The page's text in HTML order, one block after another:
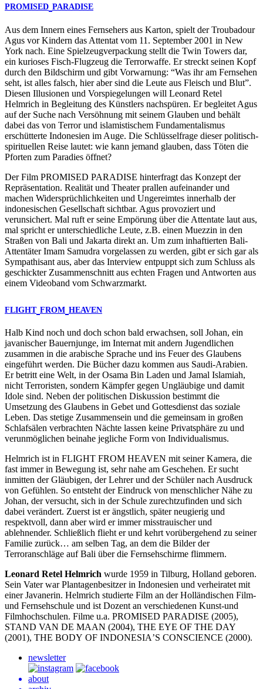
PROMISED PARADISE
Aus dem Innern eines Fernsehers aus Karton, spielt der Troubadour
Agus vor Kindern das Attentat vom 11. September 2001 in New
York nach. Eine Spielzeugverpackung stellt die Twin Towers dar,
ein kurioses Fisch-Flugzeug die Terrorwaffe. Er streckt seinen Kopf
durch den Bildschirm und gibt Vorwarnung: “Was ihr am Fernsehen
seht, ist alles falsch, hier aber sind die Leute aus Fleisch und Blut”.
Diesen Illusionen und Vorspiegelungen will Leonard Retel
Helmrich in Begleitung des Künstlers nachspüren. Er begleitet Agus
auf der Suche nach Versöhnung mit seinem Glauben und behält
dabei das von Terror und islamistischem Fundamentalismus
erschütterte Indonesien im Auge. Die Schlüsselfrage dieser politisch-
spirituellen Reise lautet: wie kann jemand glauben, dass Töten die
Pforten zum Paradies öffnet?
Der Film PROMISED PARADISE hinterfragt das Konzept der
Repräsentation. Realität und Theater prallen aufeinander und
machen Widersprüchlichkeiten und Ungereimtes innerhalb der
indonesischen Gesellschaft sichtbar. Agus provoziert und
verunsichert. Mal ruft er seine Empörung über die Attentate laut aus,
mal spricht er unterschiedliche Leute, z.B. einen Muezzin in den
Straßen von Bali und Jakarta direkt an. Um zum inhaftierten Bali-
Attentäter Imam Samudra vorgelassen zu werden, gibt er sich gar als
Sympathisant aus, aber das Interview entpuppt sich zum Schluss als
geschickter Zusammenschnitt aus echten Fragen und Antworten aus
einem Videoband vom Schwarzmarkt.
FLIGHT FROM HEAVEN
Halb Kind noch und doch schon bald erwachsen, soll Johan, ein
javanischer Bauernjunge, im Internat mit andern Jugendlichen
zusammen in die arabische Sprache und ins Feuer des Glaubens
eingeführt werden. Die Bücher dazu kommen aus Saudi-Arabien.
Er betritt eine Welt, in der Osama Bin Laden und Jamal Islamiah,
nicht Terroristen, sondern Kämpfer gegen Ungläubige und damit
Idole sind. Neben der politischen Diskussion bestimmt die
Umsetzung des Glaubens in Gebet und Gottesdienst das soziale
Leben. Das stetige Zusammensein und die gemeinsam in großen
Schlafsälen verbrachten Nächte lassen keine Privatsphäre zu und
verunmöglichen beinahe jegliche Form von Individualismus.
Helmrich ist in FLIGHT FROM HEAVEN mit seiner Kamera, die
fast immer in Bewegung ist, sehr nahe am Geschehen. Er sucht
inmitten der Gläubigen, der Lehrer und der Schüler nach Ausdruck
von Gefühlen. So entsteht der Eindruck von menschlicher Nähe zu
Johan, der versucht, sich in der Schule zurechtzufinden und sich
dabei verändert. Zuerst ist er ängstlich, später neugierig und
respektvoll, dann aber wird er immer misstrauischer und
ablehnender. Schließlich flieht er und kehrt vorübergehend zu seiner
Familie zurück… am selben Tag, an dem die Bilder der
Terroranschläge auf Bali über die Fernsehschirme flimmern.
Leonard Retel Helmrich wurde 1959 in Tilburg, Holland geboren.
Sein Vater war Plantagenbesitzer in Indonesien und verheiratet mit
einer Javanerin. Helmrich studierte Film an der Holländischen Film-
und Fernsehschule und ist Dozent an verschiedenen Kunst-und
Filmhochschulen. Filme u.a. PROMISED PARADISE (2005),
STAND VAN DE MAAN (2004), THE EYE OF THE DAY
(2001), THE BODY OF INDONESIA’S CONSCIENCE (2000).
newsletter
about